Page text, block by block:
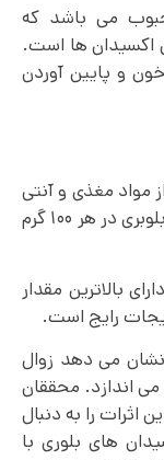
می باشد که
اکسیدان ها است.
و پایین آوردن
مواد مغذی و آنتی
اکسیدان ها است. بر طبق آزمایش FRAP بلوبری در هر ۱۰۰ گرم
بالاترین مقدار
رایج است.
می دهد زوال
می اندازد. محققان
اثرات را به دنبال
های بلوری با